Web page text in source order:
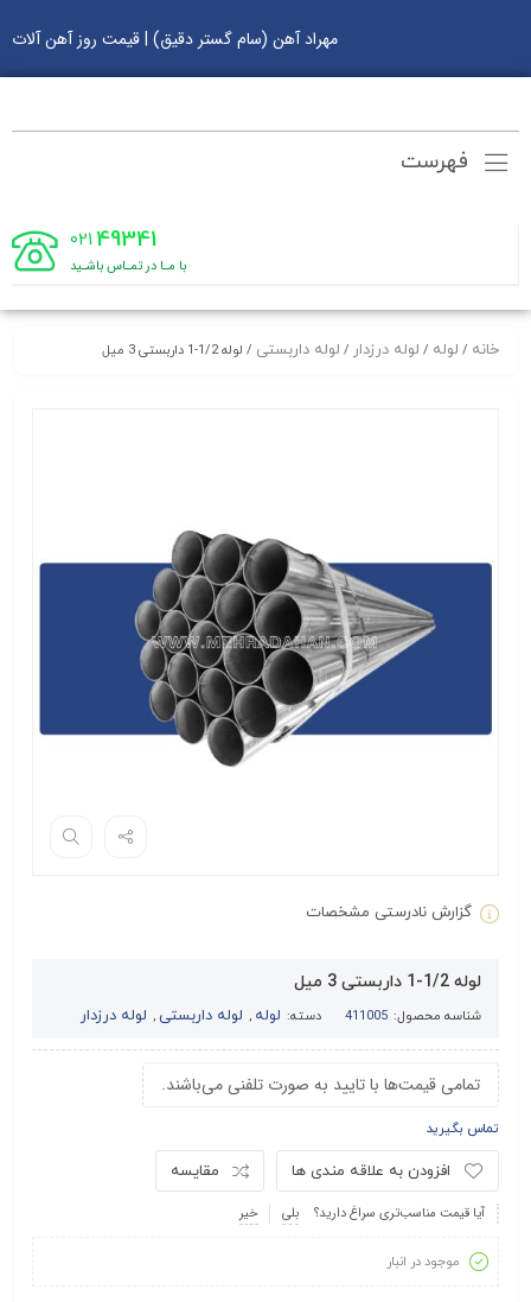
مهراد آهن (سام گستر دقیق) | قیمت روز آهن آلات
فهرست
49341
021
با مـا در تمـاس باشـید
خانه / لوله / لوله درزدار / لوله داربستی / لوله 1/2-1 داربستی 3 میل
گزارش نادرستی مشخصات
لوله 1/2-1 داربستی 3 میل
شناسه محصول: 411005 دسته: لوله , لوله داربستی, لوله درزدار
تمامی قیمت‌ها با تایید به صورت تلفنی می‌باشند.
تماس بگیرید
مقایسه افزودن به علاقه مندی ها
آیا قیمت مناسب‌تری سراغ دارید؟ بلی خیر
موجود در انبار